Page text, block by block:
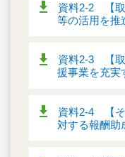
資料2-2 【取
等の活用を推
資料2-3 【取
援事業を充実
資料2-4 【そ
対する報酬助